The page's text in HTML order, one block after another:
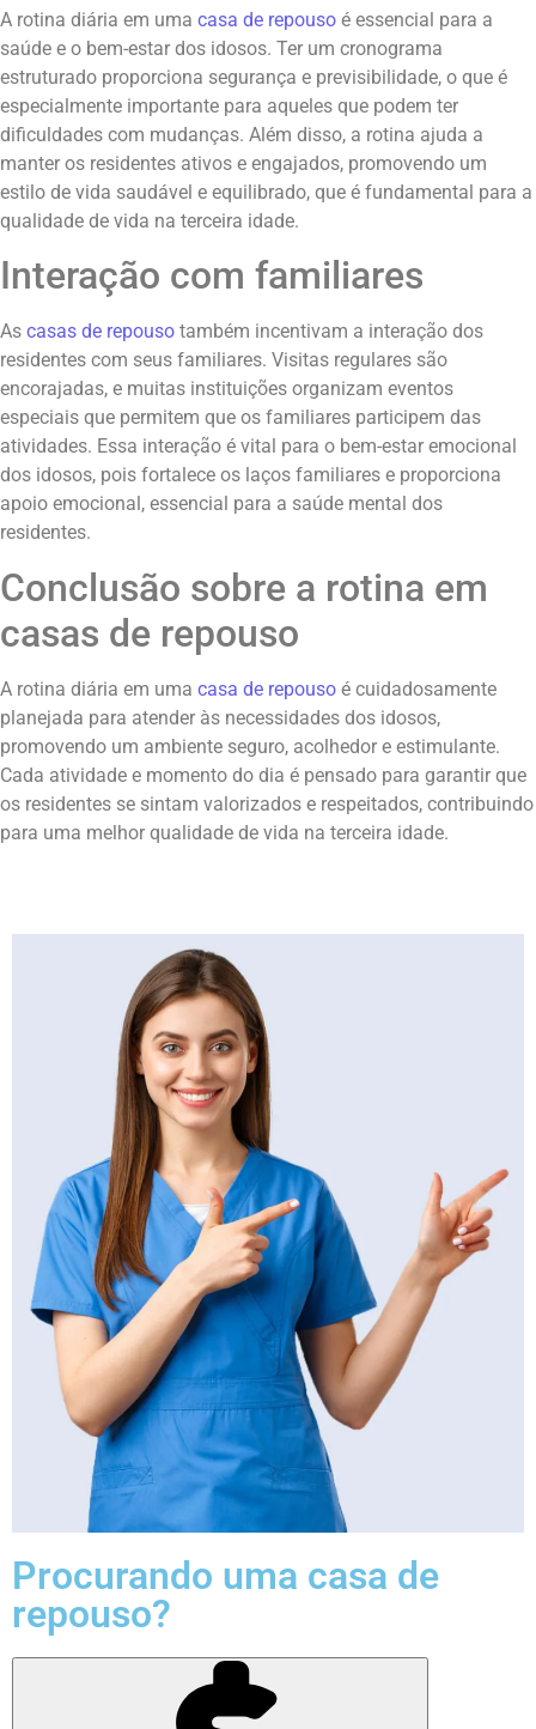
A rotina diária em uma casa de repouso é essencial para a
saúde e o bem-estar dos idosos. Ter um cronograma
estruturado proporciona segurança e previsibilidade, o que é
especialmente importante para aqueles que podem ter
dificuldades com mudanças. Além disso, a rotina ajuda a
manter os residentes ativos e engajados, promovendo um
estilo de vida saudável e equilibrado, que é fundamental para a
qualidade de vida na terceira idade.
Interação com familiares
As casas de repouso também incentivam a interação dos
residentes com seus familiares. Visitas regulares são
encorajadas, e muitas instituições organizam eventos
especiais que permitem que os familiares participem das
atividades. Essa interação é vital para o bem-estar emocional
dos idosos, pois fortalece os laços familiares e proporciona
apoio emocional, essencial para a saúde mental dos
residentes.
Conclusão sobre a rotina em
casas de repouso
A rotina diária em uma casa de repouso é cuidadosamente
planejada para atender às necessidades dos idosos,
promovendo um ambiente seguro, acolhedor e estimulante.
Cada atividade e momento do dia é pensado para garantir que
os residentes se sintam valorizados e respeitados, contribuindo
para uma melhor qualidade de vida na terceira idade.
Procurando uma casa de
repouso?